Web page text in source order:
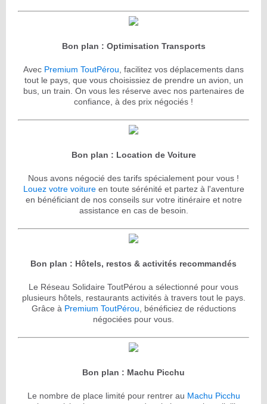
Bon plan : Optimisation Transports
Avec Premium ToutPérou, facilitez vos déplacements dans
tout le pays, que vous choisissiez de prendre un avion, un
bus, un train. On vous les réserve avec nos partenaires de
confiance, à des prix négociés !
Bon plan : Location de Voiture
Nous avons négocié des tarifs spécialement pour vous !
Louez votre voitureen toute sérénité et partez à l'aventure
en bénéficiant de nos conseils sur votre itinéraire et notre
assistance en cas de besoin.
Bon plan : Hôtels, restos & activités recommandés
Le Réseau Solidaire ToutPérou a sélectionné pour vous
plusieurs hôtels, restaurants activités à travers tout le pays.
Grâce à Premium ToutPérou, bénéficiez de réductions
négociées pour vous.
Bon plan : Machu Picchu
Le nombre de place limité pour rentrer au Machu Picchu